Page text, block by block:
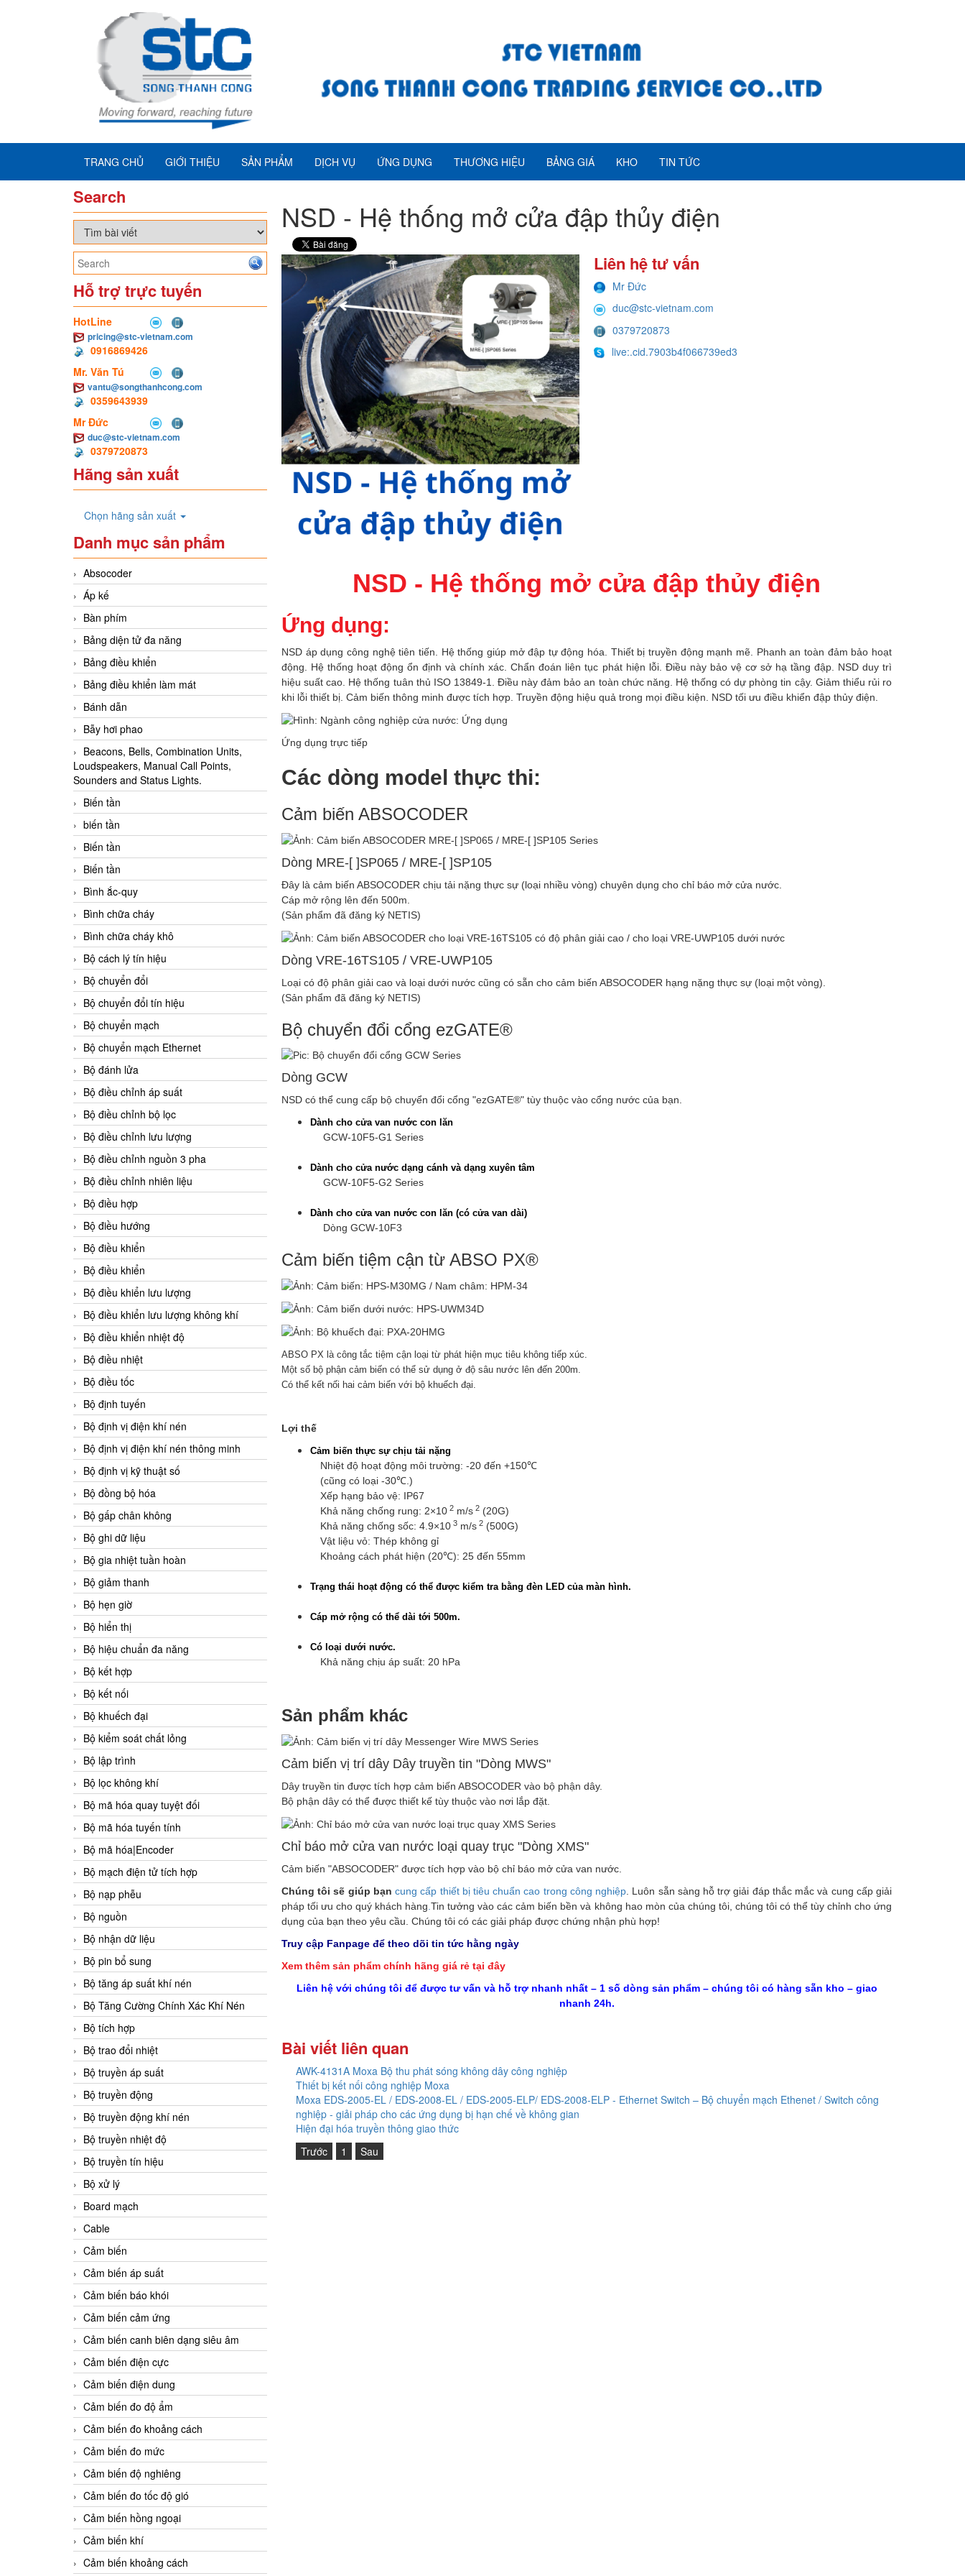
TRANG CHỦ GIỚI THIỆU SẢN PHẨM DỊCH VỤ ỨNG DỤNG THƯƠNG HIỆU BẢNG GIÁ KHO TIN TỨC
Search
Hỗ trợ trực tuyến
HotLine
pricing@stc-vietnam.com
0916869426
Mr. Văn Tú
vantu@songthanhcong.com
0359643939
Mr Đức
duc@stc-vietnam.com
0379720873
Hãng sản xuất
Chọn hãng sản xuất
Danh mục sản phẩm
Absocoder
Áp kế
Bàn phím
Bảng diện tử đa năng
Bảng điều khiển
Bảng điều khiển làm mát
Bánh dẫn
Bẫy hơi phao
Beacons, Bells, Combination Units,
Loudspeakers, Manual Call Points,
Sounders and Status Lights.
Biến tần
biến tần
Biến tần
Biến tần
Bình ắc-quy
Bình chữa cháy
Bình chữa cháy khô
Bộ cách lý tín hiệu
Bộ chuyển đổi
Bộ chuyển đổi tín hiệu
Bộ chuyển mạch
Bộ chuyển mạch Ethernet
Bộ đánh lửa
Bộ điều chỉnh áp suất
Bộ điều chỉnh bộ lọc
Bộ điều chỉnh lưu lượng
Bộ điều chỉnh nguồn 3 pha
Bộ điều chỉnh nhiên liệu
Bộ điều hợp
Bộ điều hướng
Bộ điều khiển
Bộ điều khiển
Bộ điều khiển lưu lượng
Bộ điều khiển lưu lượng không khí
Bộ điều khiển nhiệt độ
Bộ điều nhiệt
Bộ điều tốc
Bộ định tuyến
Bộ định vị điện khí nén
Bộ định vị điện khí nén thông minh
Bộ định vị kỹ thuật số
Bộ đồng bộ hóa
Bộ gấp chân không
Bộ ghi dữ liệu
Bộ gia nhiệt tuần hoàn
Bộ giảm thanh
Bộ hẹn giờ
Bộ hiển thị
Bộ hiệu chuẩn đa năng
Bộ kết hợp
Bộ kết nối
Bộ khuếch đại
Bộ kiểm soát chất lỏng
Bộ lập trình
Bộ lọc không khí
Bộ mã hóa quay tuyệt đối
Bộ mã hóa tuyến tính
Bộ mã hóa|Encoder
Bộ mạch điện tử tích hợp
Bộ nạp phễu
Bộ nguồn
Bộ nhận dữ liệu
Bộ pin bổ sung
Bộ tăng áp suất khí nén
Bộ Tăng Cường Chính Xác Khí Nén
Bộ tích hợp
Bộ trao đổi nhiệt
Bộ truyền áp suất
Bộ truyền động
Bộ truyền động khí nén
Bộ truyền nhiệt độ
Bộ truyền tín hiệu
Bộ xử lý
Board mạch
Cable
Cảm biến
Cảm biến áp suất
Cảm biến báo khói
Cảm biến cảm ứng
Cảm biến canh biên dạng siêu âm
Cảm biến điện cực
Cảm biến điện dung
Cảm biến đo độ ẩm
Cảm biến đo khoảng cách
Cảm biến đo mức
Cảm biến độ nghiêng
Cảm biến đo tốc độ gió
Cảm biến hồng ngoại
Cảm biến khí
Cảm biến khoảng cách
NSD - Hệ thống mở cửa đập thủy điện
Liên hệ tư vấn
Mr Đức
duc@stc-vietnam.com
0379720873
live:.cid.7903b4f066739ed3
NSD - Hệ thống mở cửa đập thủy điện
Ứng dụng:
NSD áp dụng công nghệ tiên tiến. Hệ thống giúp mở đập tự động hóa. Thiết bị truyền động mạnh mẽ. Phanh an toàn đảm bảo hoạt
động. Hệ thống hoạt động ổn định và chính xác. Chẩn đoán liên tục phát hiện lỗi. Điều này bảo vệ cơ sở hạ tầng đập. NSD duy trì
hiệu suất cao. Hệ thống tuân thủ ISO 13849-1. Điều này đảm bảo an toàn chức năng. Hệ thống có dự phòng tin cậy. Giảm thiểu rủi ro
khi lỗi thiết bị. Cảm biến thông minh được tích hợp. Truyền động hiệu quả trong mọi điều kiện. NSD tối ưu điều khiển đập thủy điện.
Ứng dụng trực tiếp
Các dòng model thực thi:
Cảm biến ABSOCODER
Dòng MRE-[ ]SP065 / MRE-[ ]SP105
Đây là cảm biến ABSOCODER chịu tải nặng thực sự (loại nhiều vòng) chuyên dụng cho chỉ báo mở cửa nước.
Cáp mở rộng lên đến 500m.
(Sản phẩm đã đăng ký NETIS)
Dòng VRE-16TS105 / VRE-UWP105
Loại có độ phân giải cao và loại dưới nước cũng có sẵn cho cảm biến ABSOCODER hạng nặng thực sự (loại một vòng).
(Sản phẩm đã đăng ký NETIS)
Bộ chuyển đổi cổng ezGATE®
Dòng GCW
NSD có thể cung cấp bộ chuyển đổi cổng "ezGATE®" tùy thuộc vào cổng nước của bạn.
Dành cho cửa van nước con lăn
GCW-10F5-G1 Series
Dành cho cửa nước dạng cánh và dạng xuyên tâm
GCW-10F5-G2 Series
Dành cho cửa van nước con lăn (có cửa van dài)
Dòng GCW-10F3
Cảm biến tiệm cận từ ABSO PX®
ABSO PX là công tắc tiệm cận loại từ phát hiện mục tiêu không tiếp xúc.
Một số bộ phận cảm biến có thể sử dụng ở độ sâu nước lên đến 200m.
Có thể kết nối hai cảm biến với bộ khuếch đại.
Lợi thế
Cảm biến thực sự chịu tải nặng
Nhiệt độ hoạt động môi trường: -20 đến +150℃
(cũng có loại -30℃.)
Xếp hạng bảo vệ: IP67
Khả năng chống rung: 2×10 2 m/s 2 (20G)
Khả năng chống sốc: 4.9×10 3 m/s 2 (500G)
Vật liệu vỏ: Thép không gỉ
Khoảng cách phát hiện (20℃): 25 đến 55mm
Trạng thái hoạt động có thể được kiểm tra bằng đèn LED của màn hình.
Cáp mở rộng có thể dài tới 500m.
Có loại dưới nước.
Khả năng chịu áp suất: 20 hPa
Sản phẩm khác
Cảm biến vị trí dây Dây truyền tin "Dòng MWS"
Dây truyền tin được tích hợp cảm biến ABSOCODER vào bộ phận dây.
Bộ phận dây có thể được thiết kế tùy thuộc vào nơi lắp đặt.
Chỉ báo mở cửa van nước loại quay trục "Dòng XMS"
Cảm biến "ABSOCODER" được tích hợp vào bộ chỉ báo mở cửa van nước.
Chúng tôi sẽ giúp bạn cung cấp thiết bị tiêu chuẩn cao trong công nghiệp . Luôn sẵn sàng hỗ trợ giải đáp thắc mắc và cung cấp giải
pháp tối ưu cho quý khách hàng .Tin tưởng vào các cảm biến bền và không hao mòn của chúng tôi, chúng tôi có thể tùy chỉnh cho ứng
dụng của bạn theo yêu cầu. Chúng tôi có các giải pháp được chứng nhận phù hợp!
Truy cập Fanpage để theo dõi tin tức hằng ngày
Xem thêm sản phẩm chính hãng giá rẻ tại đây
Liên hệ với chúng tôi để được tư vấn và hỗ trợ nhanh nhất – 1 số dòng sản phẩm – chúng tôi có hàng sẵn kho – giao
nhanh 24h.
Bài viết liên quan
AWK-4131A Moxa Bộ thu phát sóng không dây công nghiệp
Thiết bị kết nối công nghiệp Moxa
Moxa EDS-2005-EL / EDS-2008-EL / EDS-2005-ELP/ EDS-2008-ELP - Ethernet Switch – Bộ chuyển mạch Ethenet / Switch công
nghiệp - giải pháp cho các ứng dụng bị hạn chế về không gian
Hiện đại hóa truyền thông giao thức
Trước
1 Sau